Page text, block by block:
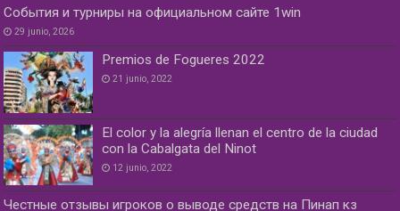
События и турниры на официальном сайте 1win
29 junio, 2026
Premios de Fogueres 2022
21 junio, 2022
El color y la alegría llenan el centro de la ciudad
con la Cabalgata del Ninot
12 junio, 2022
Честные отзывы игроков о выводе средств на Пинап кз